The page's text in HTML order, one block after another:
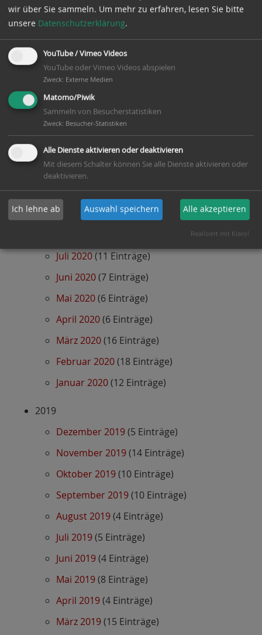
Mai 2021 (8 Einträge)
April 2021(5 Einträge)
März 2021(3 Einträge)
Februar 2021
Januar 2021
2020
Dezember 2020(5 Einträge)
November 2020
Oktober 2020(14 Einträge)
September 2020(16 Einträge)
Juli 2020(11 Einträge)
Juni 2020(7 Einträge)
Mai 2020(6 Einträge)
April 2020(6 Einträge)
März 2020(16 Einträge)
Februar 2020(18 Einträge)
Januar 2020(12 Einträge)
2019
Dezember 2019(5 Einträge)
November 2019(14 Einträge)
Oktober 2019(10 Einträge)
September 2019(10 Einträge)
August 2019(4 Einträge)
Juli 2019(5 Einträge)
Juni 2019(4 Einträge)
Mai 2019(8 Einträge)
April 2019(4 Einträge)
März 2019(15 Einträge)
wir über Sie sammeln. Um mehr zu erfahren, lesen Sie bitte
unsere Datenschutzerklärung.
YouTube / Vimeo Videos
YouTube oder Vimeo Videos abspielen
Zweck: Externe Medien
Matomo/Piwik
Sammeln von Besucherstatistiken
Zweck: Besucher-Statistiken
Alle Dienste aktivieren oder deaktivieren
Mit diesem Schalter können Sie alle Dienste aktivieren oder
deaktivieren.
Ich lehne ab Auswahl speichern Alle akzeptieren
Realisiert mit Klaro!